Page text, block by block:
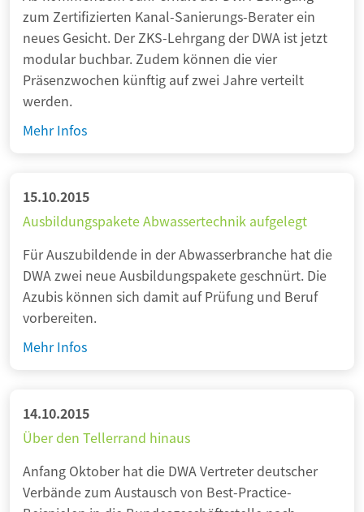
r
g
l
e
h
m
m
u
n
a
l
e
r
ä
r
n
l
T
o
n
n
zum Zertifizierten Kanal-Sanierungs-Berater ein
neues Gesicht. Der ZKS-Lehrgang der DWA ist jetzt
modular buchbar. Zudem können die vier
Präsenzwochen künftig auf zwei Jahre verteilt
werden.
Mehr InfosZ
t
f
i
z
i
e
r
K
a
n
a
15.10.2015
Ausbildungspakete Abwassertechnik aufgelegt
Für Auszubildende in der Abwasserbranche hat die
DWA zwei neue Ausbildungspakete geschnürt. Die
Azubis können sich damit auf Prüfung und Beruf
vorbereiten.
Mehr InfosA
b
i
d
u
14.10.2015
Über den Tellerrand hinaus
Anfang Oktober hat die DWA Vertreter deutscher
Verbände zum Austausch von Best-Practice-